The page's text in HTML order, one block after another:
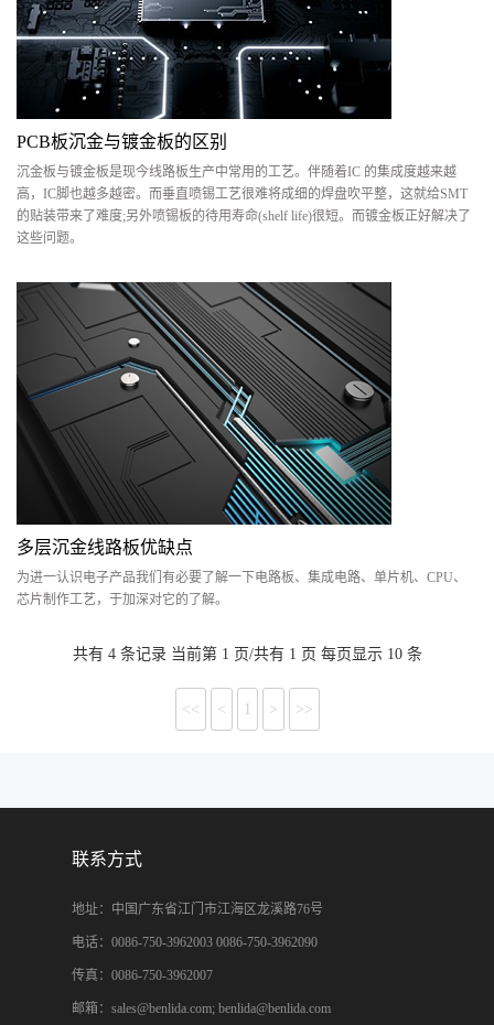
PCB板沉金与镀金板的区别
沉金板与镀金板是现今线路板生产中常用的工艺。伴随着IC 的集成度越来越
高，IC脚也越多越密。而垂直喷锡工艺很难将成细的焊盘吹平整，这就给SMT
的贴装带来了难度;另外喷锡板的待用寿命(shelf life)很短。而镀金板正好解决了
这些问题。
多层沉金线路板优缺点
为进一认识电子产品我们有必要了解一下电路板、集成电路、单片机、CPU、
芯片制作工艺，于加深对它的了解。
共有 4 条记录 当前第 1 页/共有 1 页 每页显示 10 条
<< < 1 > >>
联系方式
地址：中国广东省江门市江海区龙溪路76号
电话：0086-750-3962003 0086-750-3962090
传真：0086-750-3962007
邮箱：sales@benlida.com; benlida@benlida.com